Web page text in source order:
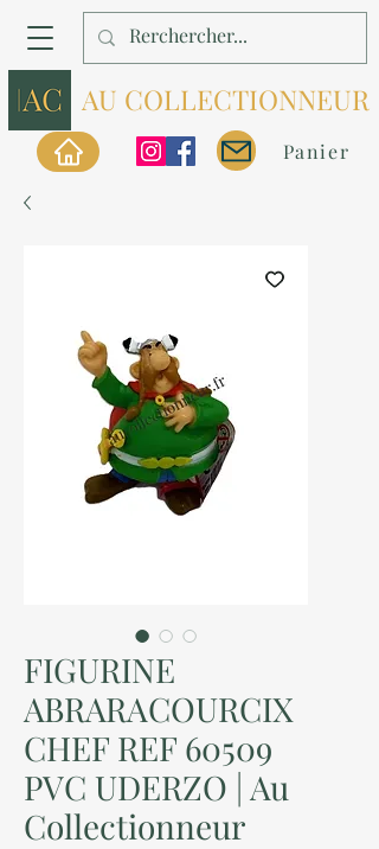
AU COLLECTIONNEUR
Panier
FIGURINE
ABRARACOURCIX
CHEF REF 60509
PVC UDERZO | Au
Collectionneur